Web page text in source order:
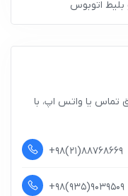
بلیط اتوبوس
تماس یا واتس اپ، با
+۹۸(۲۱)۸۸۷۶۸۶۶۹
+۹۸(۹۳۵)۹۰۳۹۵۰۹